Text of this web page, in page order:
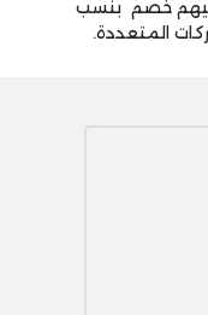
خصم بنسب
المتعددة.